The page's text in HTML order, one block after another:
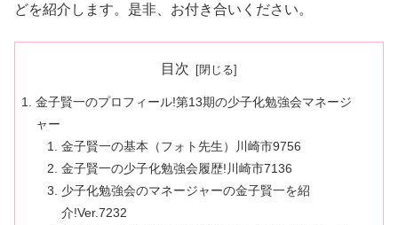
どを紹介します。是非、お付き合いください。
目次
金子賢一のプロフィール!第13期の少子化勉強会マネージ
ャー
金子賢一の基本（フォト先生）川崎市9756
金子賢一の少子化勉強会履歴!川崎市7136
少子化勉強会のマネージャーの金子賢一を紹
介!Ver.7232